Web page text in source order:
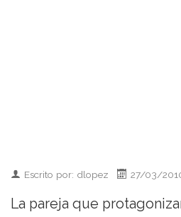
Escrito por: dlopez 27/03/
La pareja que